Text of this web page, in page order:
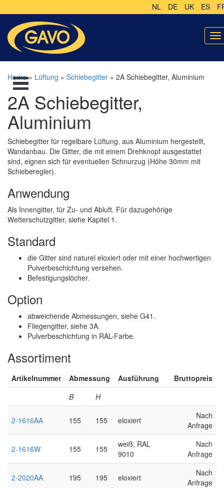
NL DE UK ES
Home» Lüftung » Schiebegitter » 2A Schiebegitter, Aluminium
2A Schiebegitter,
Aluminium
Schiebegitter für regelbare Lüftung, aus Aluminium hergestellt,
Wandanbau. Die Gitter, die mit einem Drehknopf ausgestattet
sind, eignen sich für eventuellen Schnurzug (Höhe 30mm mit
Schieberegler).
Anwendung
Als Innengitter, für Zu- und Abluft. Für dazugehörige
Wetterschutzgitter, siehe Kapitel 1.
Standard
die Gitter sind naturel eloxiert oder mit einer hochwertigen
Pulverbeschichtung versehen.
Befestigungslöcher.
Option
abweichende Abmessungen, siehe G41.
Fliegengitter, siehe 3A.
Pulverbeschichtung in RAL-Farbe.
Assortiment
Artikelnummer Abmessung Ausführung
Bruttopreis
B
H
2-1616AA 155 155 eloxiert
Nach
Anfrage
2-1616W 155 155
weiß, RAL
9010
Nach
Anfrage
2-2020AA 195 195 eloxiert
Nach
Anfrage